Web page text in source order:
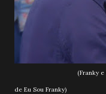
(Franky e
de Eu Sou Franky)